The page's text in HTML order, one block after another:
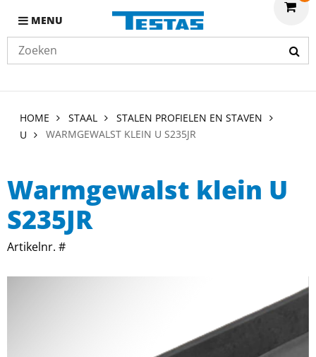
MENU
HOME STAAL
STALEN PROFIELEN EN STAVEN
U
WARMGEWALST KLEIN U S235JR
Warmgewalst klein U
S235JR
Artikelnr. #